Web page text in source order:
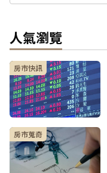
人氣瀏覽
房市快訊
房市蒐奇